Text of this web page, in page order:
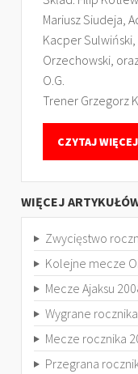
Mariusz Siudeja,
Kacper
Orzechowski,
O.G.
Trener Grzegorz
CZYTAJ
WIĘCEJ
Zwycięstwo
Kolejne mecze
Mecze Ajaksu
Wygrane
Mecze rocznika
Przegrana